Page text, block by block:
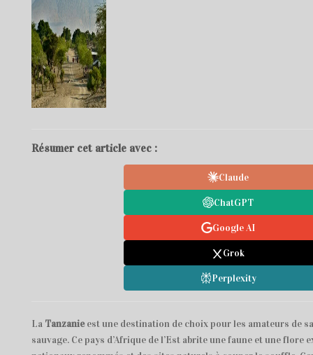
Résumer cet article avec :
Claude
ChatGPT
Google AI
Grok
Perplexity
La Tanzanieest une destination de choix pour les amateurs de
sauvage. Ce pays d’Afrique de l’Est abrite une faune et une flore